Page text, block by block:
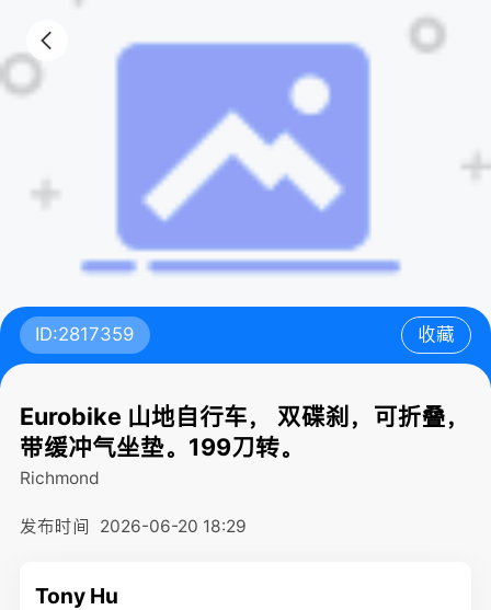
ID:2817359 收藏
Eurobike 山地自行车， 双碟刹，可折叠，
带缓冲气坐垫。199刀转。
Richmond
发布时间 2026-06-20 18:29
Tony Hu